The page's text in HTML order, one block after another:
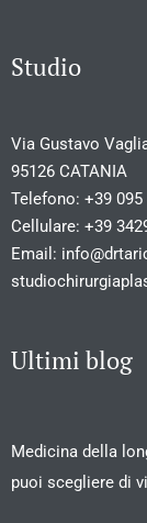
Studio
Via Gustavo
95126 CATANIA
Telefono: +39 095
Cellulare: +39
Email:
Ultimi blog
Medicina della
puoi scegliere di